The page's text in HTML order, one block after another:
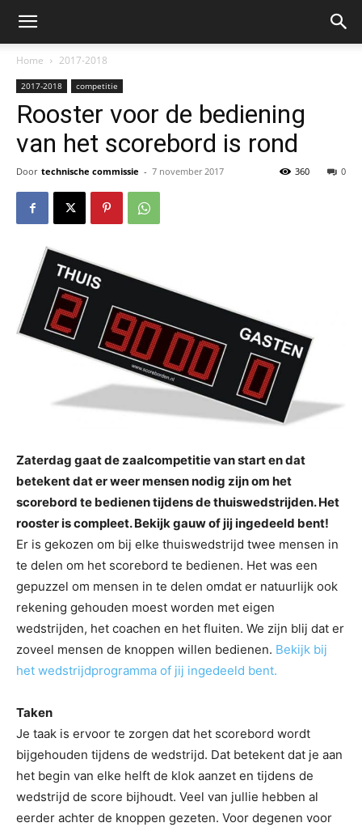
Home 2017-2018
2017-2018 competitie
Rooster voor de bediening
van het scorebord is rond
Door technische commissie - 7 november 2017 0
360
Zaterdag gaat de zaalcompetitie van start en dat
betekent dat er weer mensen nodig zijn om het
scorebord te bedienen tijdens de thuiswedstrijden. Het
rooster is compleet. Bekijk gauw of jij ingedeeld bent!
Er is gekozen om bij elke thuiswedstrijd twee mensen in
te delen om het scorebord te bedienen. Het was een
gepuzzel om mensen in te delen omdat er natuurlijk ook
rekening gehouden moest worden met eigen
wedstrijden, het coachen en het fluiten. We zijn blij dat er
zoveel mensen de knoppen willen bedienen. Bekijk bij
het wedstrijdprogramma of jij ingedeeld bent.
Taken
Je taak is ervoor te zorgen dat het scorebord wordt
bijgehouden tijdens de wedstrijd. Dat betekent dat je aan
het begin van elke helft de klok aanzet en tijdens de
wedstrijd de score bijhoudt. Veel van jullie hebben al
eerder achter de knoppen gezeten. Voor degenen voor